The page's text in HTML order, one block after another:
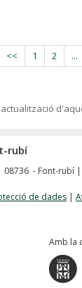
<< 1 2 ...
rubí
08736 - Font-rubí |
de dades |
Amb la